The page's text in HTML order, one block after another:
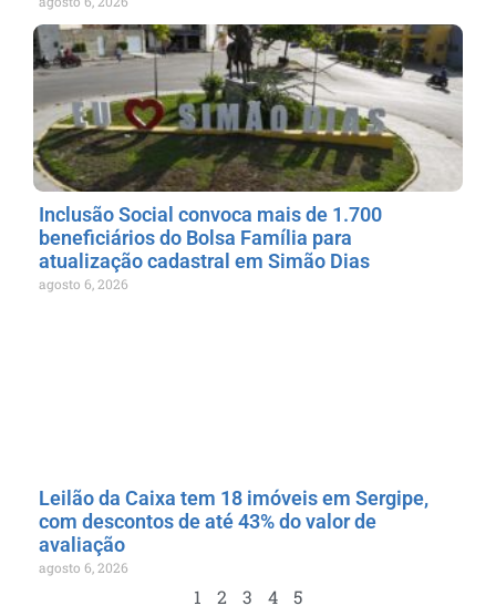
Inclusão Social convoca mais de 1.700
beneficiários do Bolsa Família para
atualização cadastral em Simão Dias
agosto 6, 2026
Leilão da Caixa tem 18 imóveis em Sergipe,
com descontos de até 43% do valor de
avaliação
agosto 6, 2026
1 2 3 4 5